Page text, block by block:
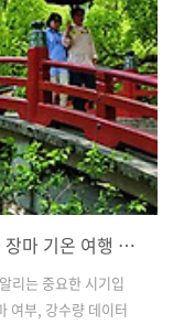
후쿠오카 7월 날씨, 여름 시즌 강수량과 장마 기온 여행 옷차림 준비물
리는 중요한 시기입
여부, 강수량 데이터